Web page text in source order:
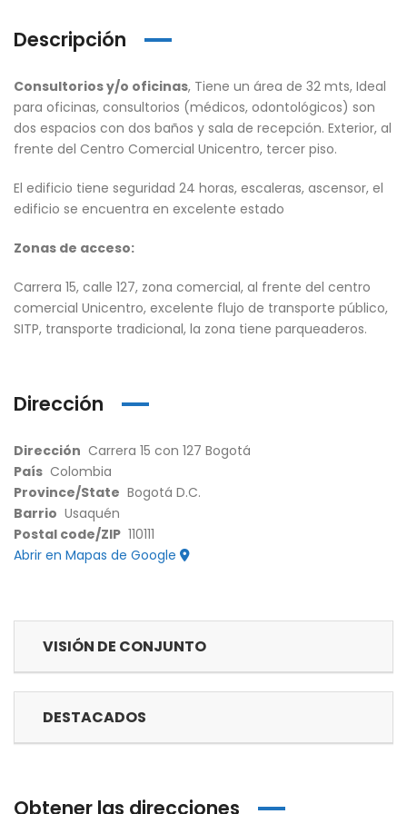
Descripción
Consultorios y/o oficinas, Tiene un área de 32 mts, Ideal
para oficinas, consultorios (médicos, odontológicos) son
dos espacios con dos baños y sala de recepción. Exterior, al
frente del Centro Comercial Unicentro, tercer piso.
El edificio tiene seguridad 24 horas, escaleras, ascensor, el
edificio se encuentra en excelente estado
Zonas de acceso:
Carrera 15, calle 127, zona comercial, al frente del centro
comercial Unicentro, excelente flujo de transporte público,
SITP, transporte tradicional, la zona tiene parqueaderos.
Dirección
Dirección Carrera 15 con 127 Bogotá
País Colombia
Province/State Bogotá D.C.
Barrio Usaquén
Postal code/ZIP 110111
Abrir en Mapas de Google
VISIÓN DE CONJUNTO
DESTACADOS
Obtener las direcciones